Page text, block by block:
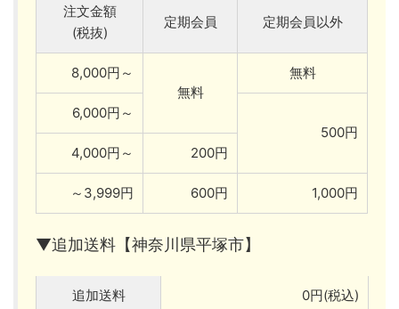
注文金額
(税抜)
定期会員 定期会員以外
8,000円～
無料
無料
6,000円～
500円
4,000円～
200円
～3,999円 600円 1,000円
▼追加送料【神奈川県平塚市】
追加送料 0円(税込)